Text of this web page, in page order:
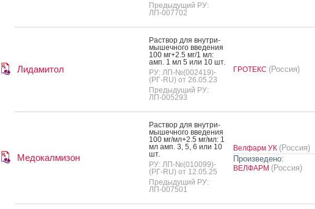
Предыдущий РУ:
ЛП-007702
Лидамитол
Рас­твор для внут­ри­
мышеч­но­го вве­дения
100 мг+2.5 мг/1 мл:
амп. 1 мл 5 или 10 шт.
РУ: ЛП-№(002419)-
(РГ-RU) от 26.05.23
Предыдущий РУ:
ЛП-005293
ГРОТЕКС (Россия)
Медокалмизон
Рас­твор для внут­ри­
мышеч­но­го вве­дения
100 мг/мл+2.5 мг/мл: 1
мл амп. 3, 5, 6 или 10
шт.
РУ: ЛП-№(010099)-
(РГ-RU) от 12.05.25
Предыдущий РУ:
ЛП-007501
Велфарм УК (Россия)
Произведено:
ВЕЛФАРМ (Россия)